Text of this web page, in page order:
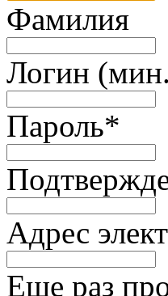
Фамилия
Логин
Пароль*
Адрес
Еще раз